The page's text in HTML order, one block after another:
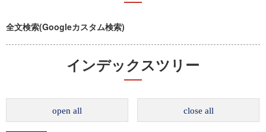
全文検索(Googleカスタム検索)
インデックスツリー
open all close all